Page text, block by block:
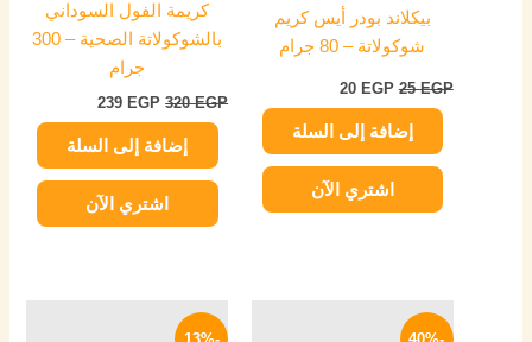
بيكلاند بودر أيس كريم
شوكولاتة – 80 جرام
25EGP
20 EGP
إضافة إلى السلة
اشتري الآن
كريمة الفول السوداني
بالشوكولاتة الصحية – 300
جرام
320EGP
239 EGP
إضافة إلى السلة
اشتري الآن
-40%
-13%